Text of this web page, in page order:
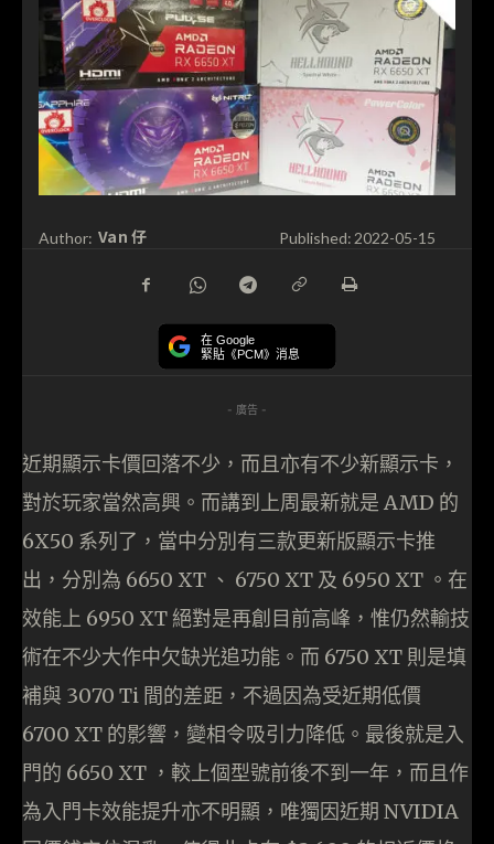
Author: Van 仔 Published: 2022-05-15
在 Google
緊貼《PCM》消息
- 廣告 -
近期顯示卡價回落不少，而且亦有不少新顯示卡，
對於玩家當然高興。而講到上周最新就是 AMD 的
6X50 系列了，當中分別有三款更新版顯示卡推
出，分別為 6650 XT 、 6750 XT 及 6950 XT 。在
效能上 6950 XT 絕對是再創目前高峰，惟仍然輸技
術在不少大作中欠缺光追功能。而 6750 XT 則是填
補與 3070 Ti 間的差距，不過因為受近期低價
6700 XT 的影響，變相令吸引力降低。最後就是入
門的 6650 XT ，較上個型號前後不到一年，而且作
為入門卡效能提升亦不明顯，唯獨因近期 NVIDIA